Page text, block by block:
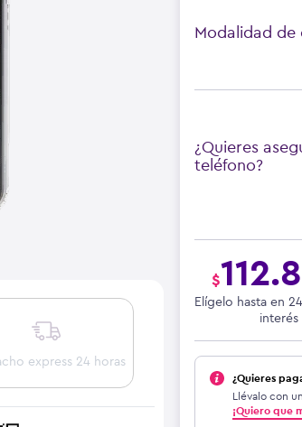
express 24 horas
Modalidad de
¿Quieres
teléfono?
$
Elígelo hasta en
interés
¿Quieres
Llévalo con
¡Quiero que